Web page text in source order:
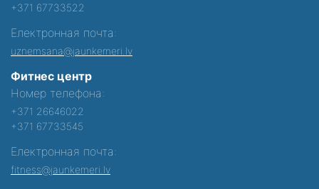
+371 67733522
Електронная почта:
uznemsana@jaunkemeri.lv
Фитнес центр
Номер телефона:
+371 26646022
+371 67733545
Електронная почта:
fitness@jaunkemeri.lv